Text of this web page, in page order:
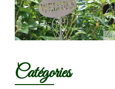
Catégories